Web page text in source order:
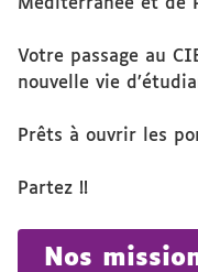
Méditerranée et de
Votre passage au
nouvelle vie
Prêts à ouvrir les
Partez !!
Nos